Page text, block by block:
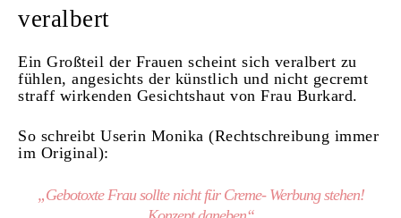
veralbert
Ein Großteil der Frauen scheint sich veralbert zu
fühlen, angesichts der künstlich und nicht gecremt
straff wirkenden Gesichtshaut von Frau Burkard.
So schreibt Userin Monika (Rechtschreibung immer
im Original):
„Gebotoxte Frau sollte nicht für Creme- Werbung stehen!